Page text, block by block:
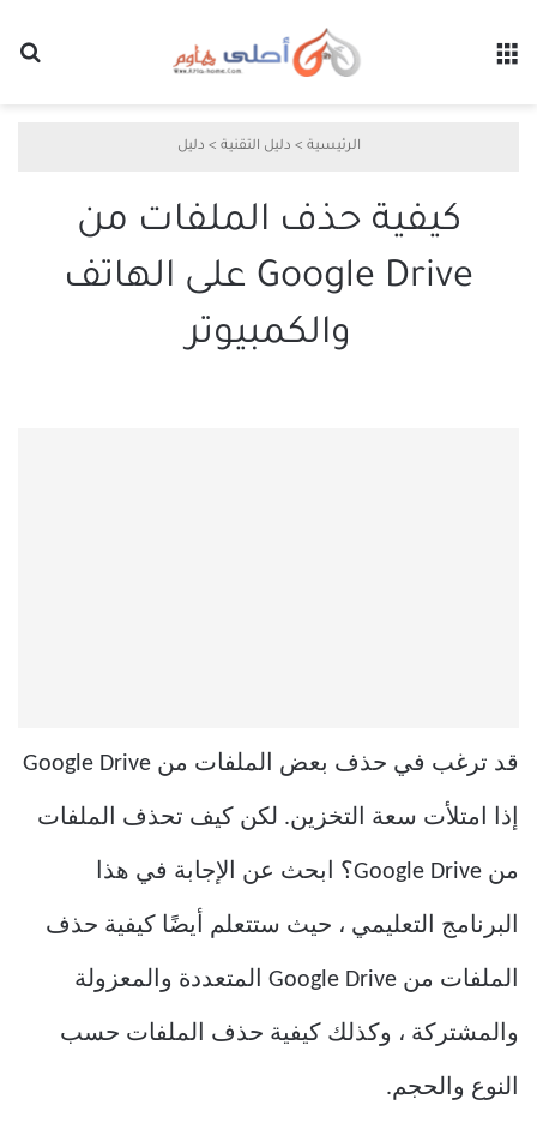
الرئيسية > دليل التقنية > دليل
كيفية حذف الملفات من
Google Drive على الهاتف
والكمبيوتر
قد ترغب في حذف بعض الملفات من Google Drive
إذا امتلأت سعة التخزين. لكن كيف تحذف الملفات
من Google Drive؟ ابحث عن الإجابة في هذا
البرنامج التعليمي ، حيث ستتعلم أيضًا كيفية حذف
الملفات من Google Drive المتعددة والمعزولة
والمشتركة ، وكذلك كيفية حذف الملفات حسب
النوع والحجم.